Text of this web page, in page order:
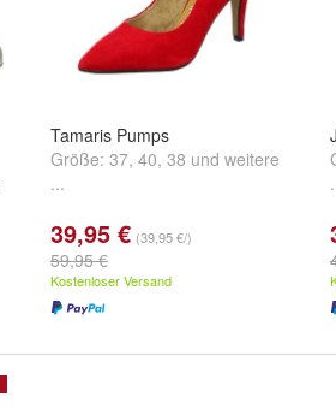
Tamaris Pumps
Größe: 37, 40, 38 und weitere
...
39,95 € (39,95 €/)
59,95 €
Kostenloser Versand